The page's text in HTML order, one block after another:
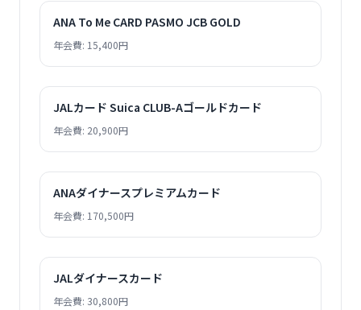
ANA To Me CARD PASMO JCB GOLD
年会費: 15,400円
JALカード Suica CLUB-Aゴールドカード
年会費: 20,900円
ANAダイナースプレミアムカード
年会費: 170,500円
JALダイナースカード
年会費: 30,800円